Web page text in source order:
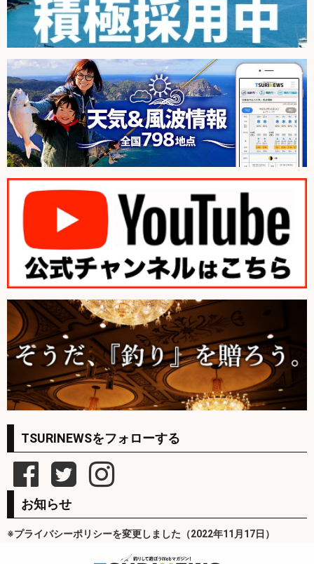
TSURINEWSをフォローする
お知らせ
※プライバシーポリシーを変更しました（2022年11月17日）